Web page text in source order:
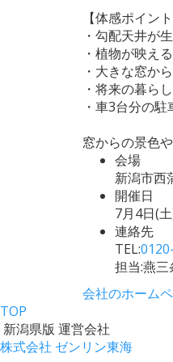
【体感ポイント
・勾配天井が
・植物が映え
・大きな窓か
・将来の暮ら
・車3台分の
窓からの景色
会場
新潟市西
開催日
7月4日(
連絡先
TEL:
担当:燕
会社のホーム
TOP
新潟県版 運営会社
株式会社 ゼンリン東海